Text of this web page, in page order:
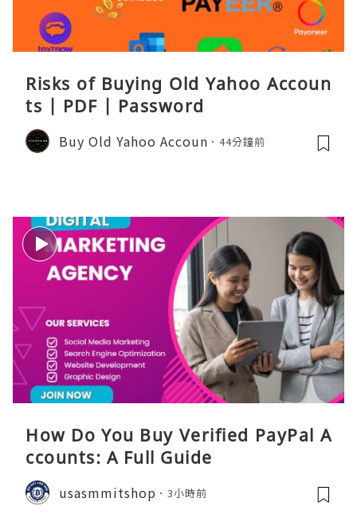
Risks of Buying Old Yahoo Accoun
ts | PDF | Password
Buy Old Yahoo Accoun 44分鐘前
How Do You Buy Verified PayPal A
ccounts: A Full Guide
usasmmitshop 3小時前